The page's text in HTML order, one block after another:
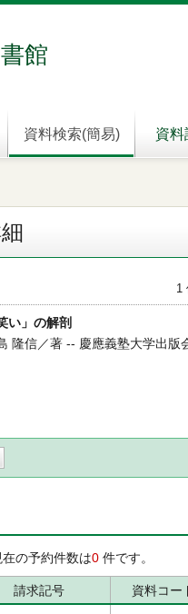
館
資料検索(簡易) 資料
1
い」の解剖
隆信／著 -- 慶應義塾大学出版
の予約件数は0 件です。
請求記号 資料コー